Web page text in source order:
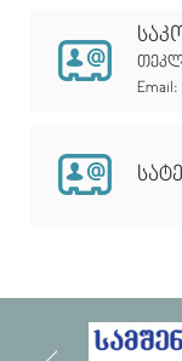
Email: